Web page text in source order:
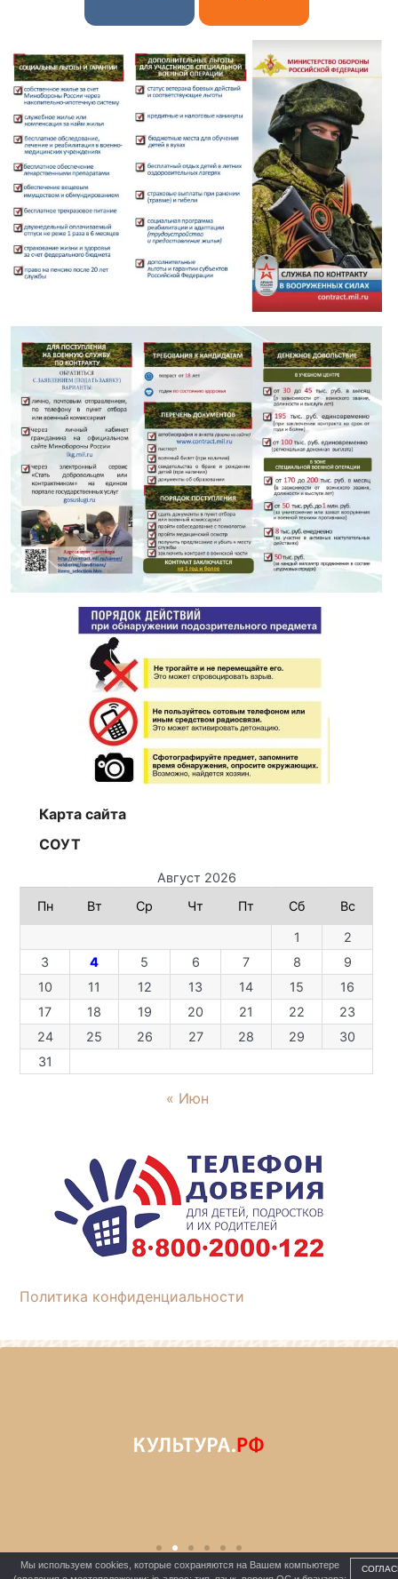
Карта сайта
СОУТ
Август 2026
Пн
Вт Ср Чт Пт Сб Вс
1
2
3
4 5 6 7 8
9
10
11 12 13 14 15
16
17
18 19 20 21 22
23
24
25 26 27 28 29
30
31
« Июн
Политика конфиденциальности
Мы используем cookies, которые сохраняются на Вашем компьютере